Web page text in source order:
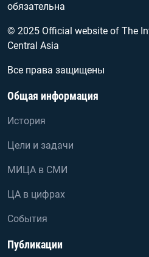
обязательна
© 2025 Official website of The
Central Asia
Все права защищены
Общая информация
История
Цели и задачи
МИЦА в СМИ
ЦА в цифрах
События
Публикации